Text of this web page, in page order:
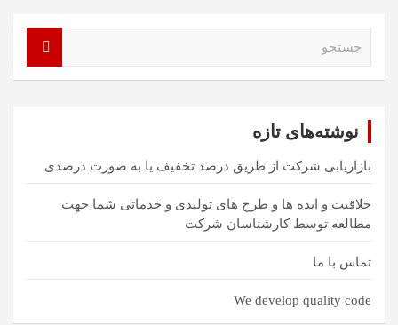
نوشته‌های تازه
بازاریابی شرکت از طریق درصد تخفیف یا به صورت درصدی
خلاقیت و ایده ها و طرح های تولیدی و خدماتی شما جهت
مطالعه توسط کارشناسان شرکت
تماس با ما
We develop quality code